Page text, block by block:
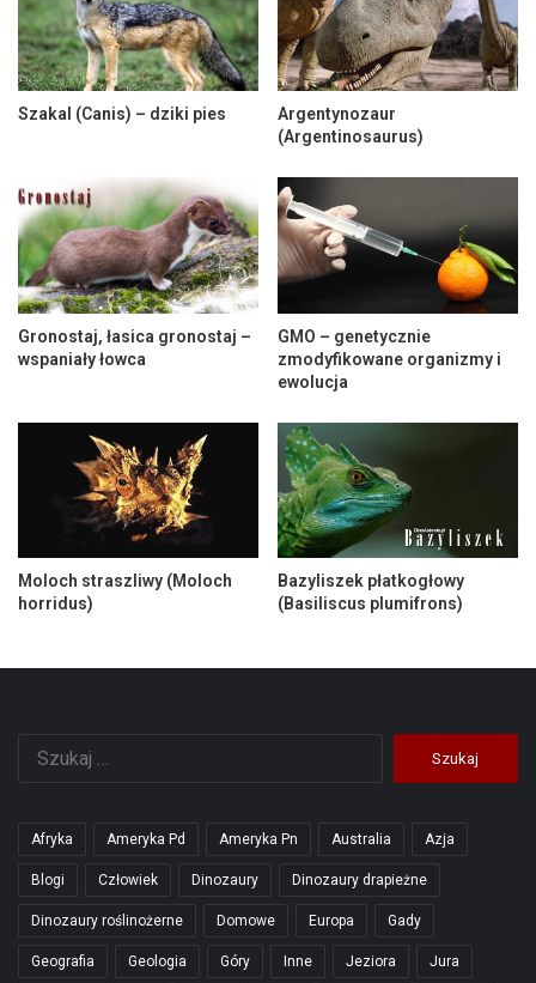
Szakal (Canis) – dziki pies
Argentynozaur
(Argentinosaurus)
Gronostaj, łasica gronostaj –
wspaniały łowca
GMO – genetycznie
zmodyfikowane organizmy i
ewolucja
Moloch straszliwy (Moloch
horridus)
Bazyliszek płatkogłowy
(Basiliscus plumifrons)
Afryka Ameryka Pd Ameryka Pn Australia Azja
Blogi Człowiek Dinozaury Dinozaury drapieżne
Dinozaury roślinożerne Domowe Europa Gady
Geografia Geologia Góry Inne Jeziora Jura